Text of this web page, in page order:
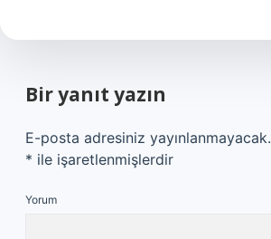
Bir yanıt yazın
E-posta adresiniz yayınlanmayacak.
* ile işaretlenmişlerdir
Yorum